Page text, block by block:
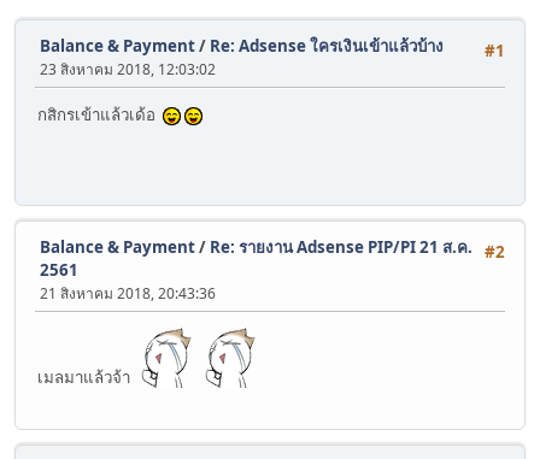
#1
Balance & Payment/ Re: Adsense ใครเงินเข้าแล้วบ้าง
23 สิงหาคม 2018, 12:03:02
กสิกรเข้าแล้วเด้อ
#2
Balance & Payment/ Re: รายงาน Adsense PIP/PI 21 ส.ค.
2561
21 สิงหาคม 2018, 20:43:36
เมลมาแล้วจ้า